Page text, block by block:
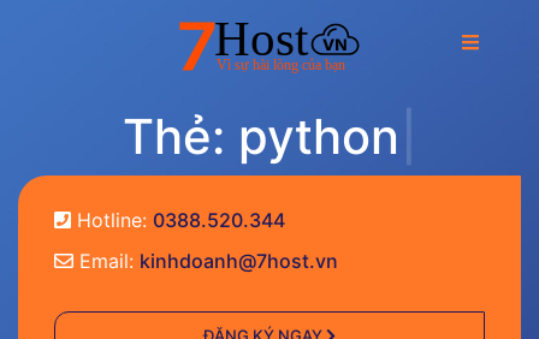
Thẻ: python
Hotline: 0388.520.344
Email: kinhdoanh@7host.vn